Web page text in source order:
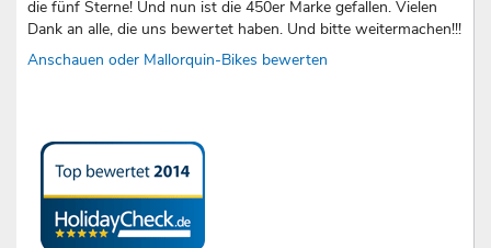
die fünf Sterne! Und nun ist die 450er Marke gefallen. Vielen
Dank an alle, die uns bewertet haben. Und bitte weitermachen!!!
Anschauen oder Mallorquin-Bikes bewerten